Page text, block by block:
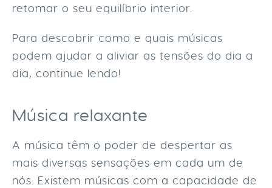
retomar o seu equilíbrio interior.
Para descobrir como e quais músicas
podem ajudar a aliviar as tensões do dia a
dia, continue lendo!
Música relaxante
A música têm o poder de despertar as
mais diversas sensações em cada um de
nós. Existem músicas com a capacidade de